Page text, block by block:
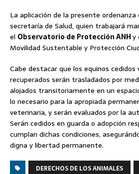
La aplicación de la presente
secretaría de Salud, quien trabajará
el Observatorio de Protección ANHy
Movilidad Sustentable y Protección
Cabe destacar que los equinos
recuperados serán trasladados por
alojados transitoriamente en un
lo necesario para la apropiada
veterinaria, y serán evaluados por la
Serán cedidos en guarda o adopción
cumplan dichas condiciones,
digna y libertad permanente.
DERECHOS DE LOS ANIMALES